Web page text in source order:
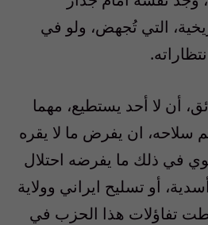
التي تُجهض، ولو في
أن لا أحد يستطيع، مهما
سلاحه، ان يفرض ما لا يقره
في ذلك ما يفرضه احتلال
أو تسليح ايراني وولاية
تفاؤلات هذا الحزب في